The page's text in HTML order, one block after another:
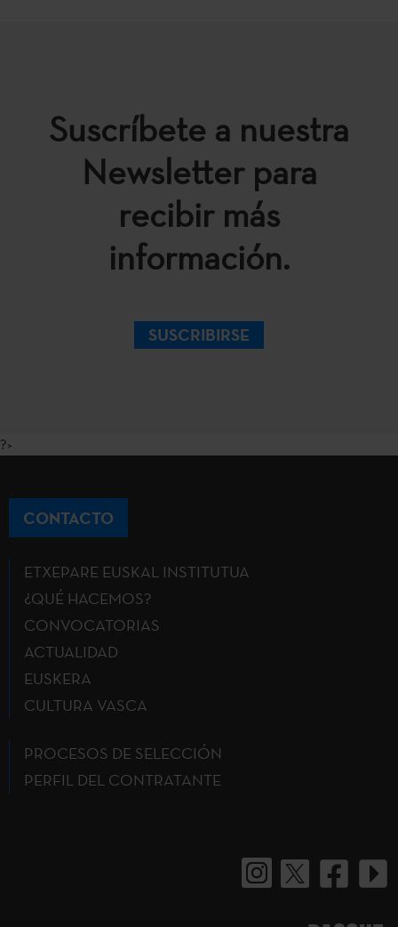
Suscríbete a nuestra
Newsletter para
recibir más
información.
SUSCRIBIRSE
?>
CONTACTO
ETXEPARE EUSKAL INSTITUTUA
¿QUÉ HACEMOS?
CONVOCATORIAS
ACTUALIDAD
EUSKERA
CULTURA VASCA
PROCESOS DE SELECCIÓN
PERFIL DEL CONTRATANTE